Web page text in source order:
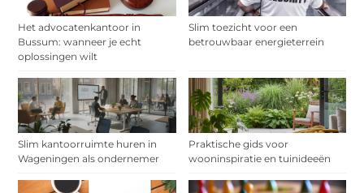
Het advocatenkantoor in
Bussum: wanneer je echt
oplossingen wilt
Slim toezicht voor een
betrouwbaar energieterrein
Slim kantoorruimte huren in
Wageningen als ondernemer
Praktische gids voor
wooninspiratie en tuinideeën